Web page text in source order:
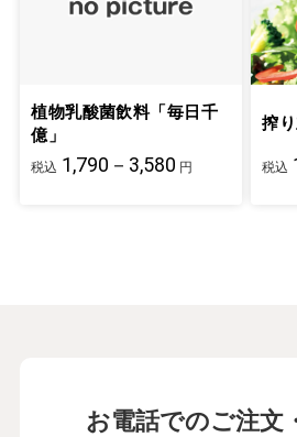
植物乳酸菌飲料「毎日千
億」
税込 1,790－3,580 円
搾
税込
お電話でのご注文